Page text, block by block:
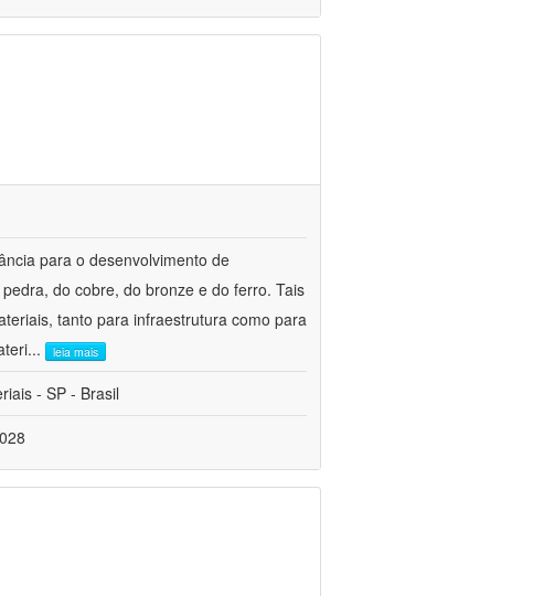
para o desenvolvimento de
do cobre, do bronze e do ferro. Tais
tanto para infraestrutura como para
... leia mais
- SP - Brasil